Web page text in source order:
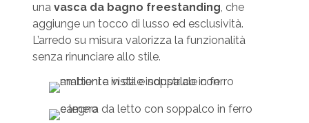
una vasca da bagno freestanding, che
aggiunge un tocco di lusso ed esclusività.
L’arredo su misura valorizza la funzionalità
senza rinunciare allo stile.